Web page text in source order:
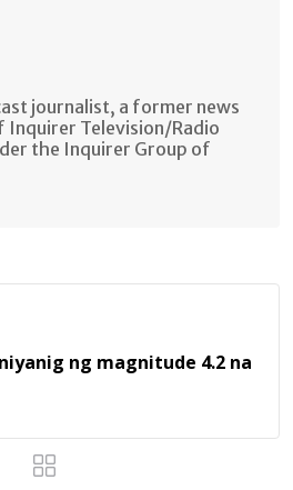
journalist, a former news
Television/Radio
the Inquirer Group of
ng magnitude 4.2 na